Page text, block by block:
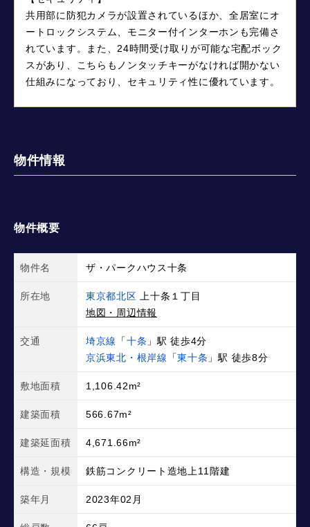
共用部に防犯カメラが設置されているほか、全居室にオ
ートロックシステム、モニター付インターホンも完備さ
れています。また、24時間受け取りが可能な宅配ボック
スがあり、こちらもノンタッチキーがなければ開かない
仕組みになっており、セキュリティ性に優れています。
物件情報
物件概要
物件名 ザ・パークハウス十条
所在地 東京都北区 上十条１丁目
地図・周辺情報
交通 埼京線 「十条 」駅 徒歩4分
京浜東北・根岸線
「東十条 」駅 徒歩8分
敷地面積 1,106.42m²
建築面積 566.67m²
建築延面積 4,671.66m²
構造・規模 鉄筋コンクリート造地上11階建
築年月 2023年02月